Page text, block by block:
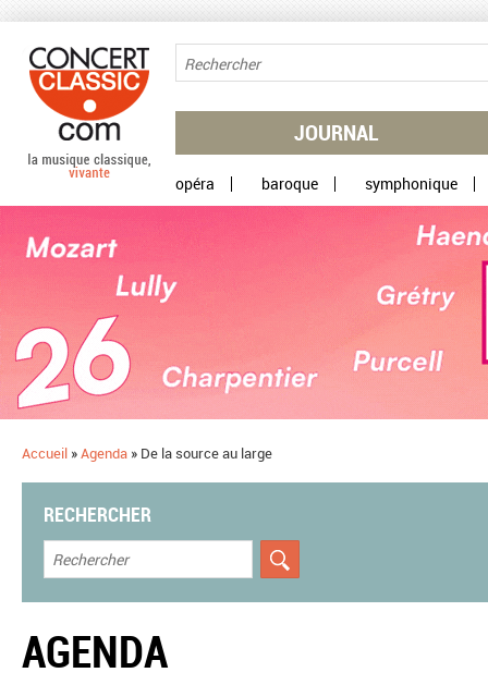
JOURNAL
opéra baroque symphonique
Accueil »Agenda » De la source au large
RECHERCHER
AGENDA